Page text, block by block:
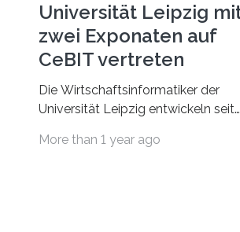
Universität Leipzig
zwei Exponaten auf
CeBIT vertreten
Die Wirtschaftsinformatiker der
Universität Leipzig entwickeln seit
Forschung und Entwicklung
More than 1 year ago